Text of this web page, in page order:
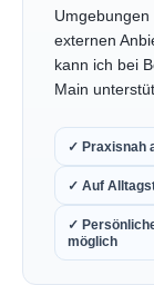
externen
kann ich bei
Main
✓ Praxisnah
✓ Auf
✓
möglich